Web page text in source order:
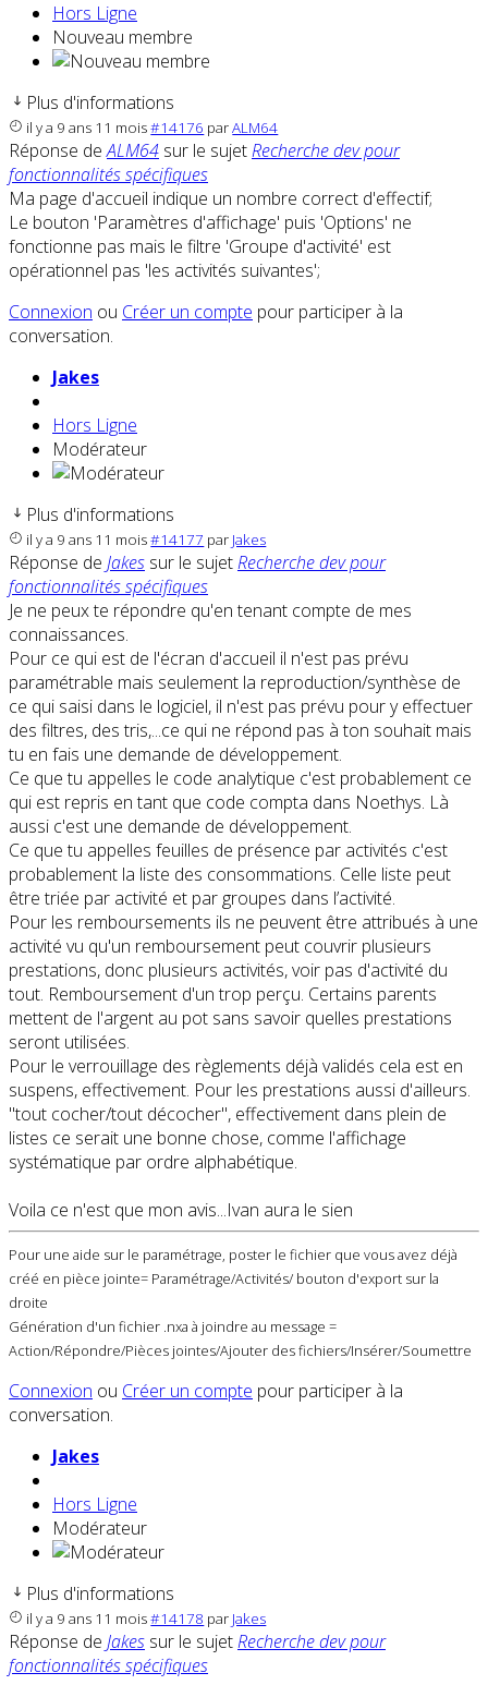
Hors Ligne
Nouveau membre
Plus d'informations
il y a 9 ans 11 mois#14176 parALM64
Réponse deALM64 sur le sujetRecherche dev pour
fonctionnalités spécifiques
Ma page d'accueil indique un nombre correct d'effectif;
Le bouton 'Paramètres d'affichage' puis 'Options' ne
fonctionne pas mais le filtre 'Groupe d'activité' est
opérationnel pas 'les activités suivantes';
Connexion ou Créer un compte pour participer à la
conversation.
Jakes
Hors Ligne
Modérateur
Plus d'informations
il y a 9 ans 11 mois#14177 par Jakes
Réponse de Jakes sur le sujetRecherche dev pour
fonctionnalités spécifiques
Je ne peux te répondre qu'en tenant compte de mes
connaissances.
Pour ce qui est de l'écran d'accueil il n'est pas prévu
paramétrable mais seulement la reproduction/synthèse de
ce qui saisi dans le logiciel, il n'est pas prévu pour y effectuer
des filtres, des tris,...ce qui ne répond pas à ton souhait mais
tu en fais une demande de développement.
Ce que tu appelles le code analytique c'est probablement ce
qui est repris en tant que code compta dans Noethys. Là
aussi c'est une demande de développement.
Ce que tu appelles feuilles de présence par activités c'est
probablement la liste des consommations. Celle liste peut
être triée par activité et par groupes dans l’activité.
Pour les remboursements ils ne peuvent être attribués à une
activité vu qu'un remboursement peut couvrir plusieurs
prestations, donc plusieurs activités, voir pas d'activité du
tout. Remboursement d'un trop perçu. Certains parents
mettent de l'argent au pot sans savoir quelles prestations
seront utilisées.
Pour le verrouillage des règlements déjà validés cela est en
suspens, effectivement. Pour les prestations aussi d'ailleurs.
"tout cocher/tout décocher", effectivement dans plein de
listes ce serait une bonne chose, comme l'affichage
systématique par ordre alphabétique.
Voila ce n'est que mon avis...Ivan aura le sien
Pour une aide sur le paramétrage, poster le fichier que vous avez déjà
créé en pièce jointe= Paramétrage/Activités/ bouton d'export sur la
droite
Génération d'un fichier .nxa à joindre au message =
Action/Répondre/Pièces jointes/Ajouter des fichiers/Insérer/Soumettre
Connexion ou Créer un compte pour participer à la
conversation.
Jakes
Hors Ligne
Modérateur
Plus d'informations
il y a 9 ans 11 mois#14178 par Jakes
Réponse de Jakes sur le sujetRecherche dev pour
fonctionnalités spécifiques